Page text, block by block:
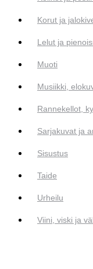
Korut ja
Lelut ja
Muoti
Musiikki,
Rannekellot,
Sarjakuvat ja
Sisustus
Taide
Urheilu
Viini, viski ja